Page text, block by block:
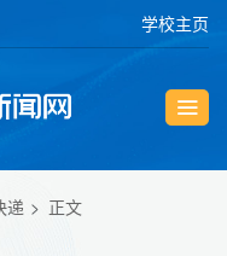
学校主页
递 正文